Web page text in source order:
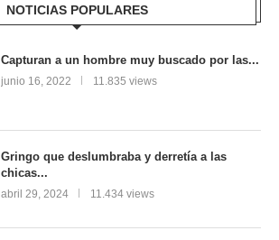
NOTICIAS POPULARES
Capturan a un hombre muy buscado por las...
junio 16, 2022 11.835 views
Gringo que deslumbraba y derretía a las
chicas...
abril 29, 2024 11.434 views